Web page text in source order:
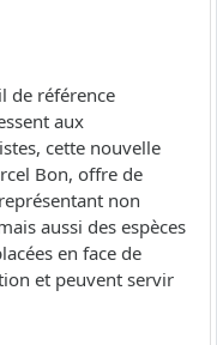
de référence
aux
cette nouvelle
Bon, offre de
non
aussi des espèces
en face de
et peuvent servir